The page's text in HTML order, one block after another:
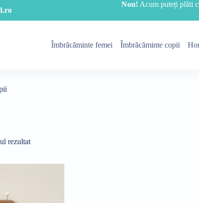
Nou! Acum puteți plăti
Îmbrăcăminte femei Îmbrăcăminte copii
rezultat